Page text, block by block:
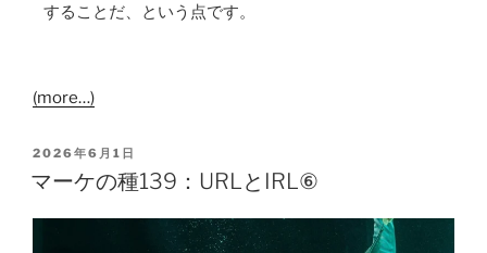
することだ、という点です。
(more…)
2026年6月1日
マーケの種139：URLとIRL⑥